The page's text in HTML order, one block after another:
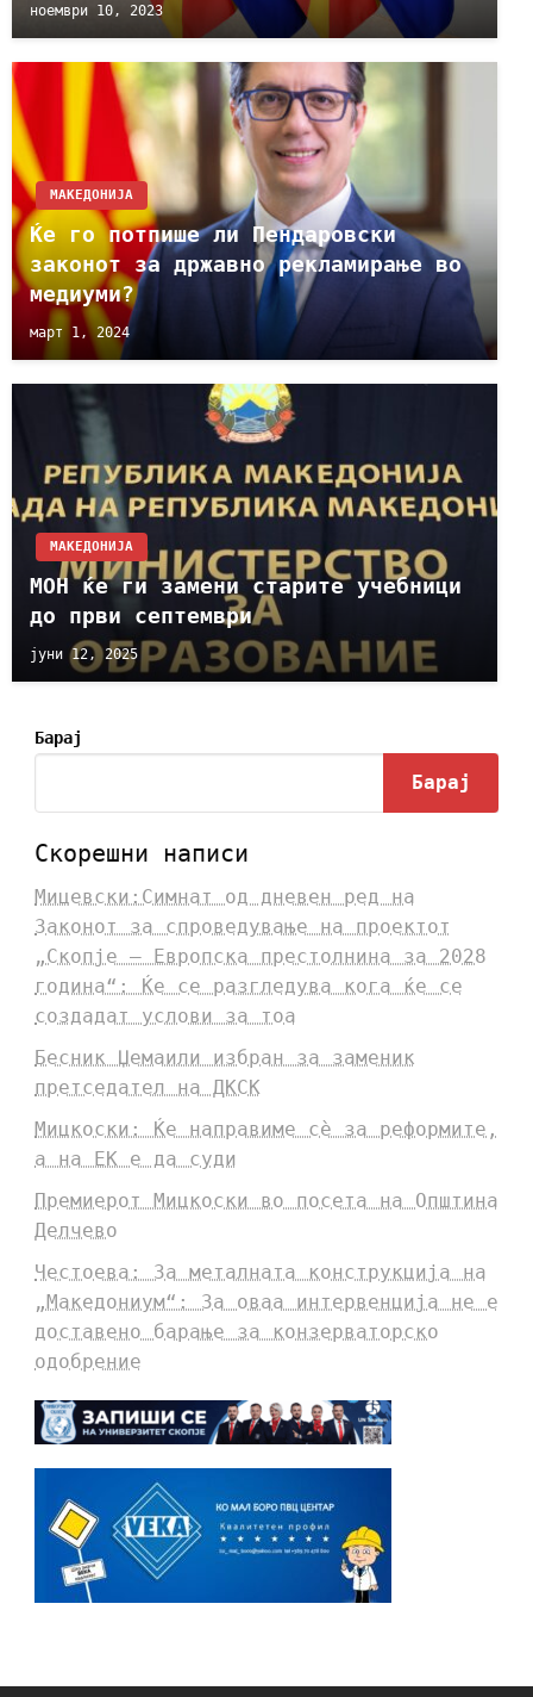
ноември 10, 2023
МАКЕДОНИЈА
Ќе го потпише ли Пендаровски
законот за државно рекламирање во
медиуми?
март 1, 2024
МАКЕДОНИЈА
МОН ќе ги замени старите учебници
до први септември
јуни 12, 2025
Барај
Барај
Скорешни написи
Мицевски:Симнат од дневен ред на
Законот за спроведување на проектот
„Скопје – Европска престолнина за 2028
година“: Ќе се разгледува кога ќе се
создадат услови за тоа
Бесник Џемаили избран за заменик
претседател на ДКСК
Мицкоски: Ќе направиме сè за реформите,
а на ЕК е да суди
Премиерот Мицкоски во посета на Општина
Делчево
Честоева: За металната конструкција на
„Македониум“: За оваа интервенција не е
доставено барање за конзерваторско
одобрение